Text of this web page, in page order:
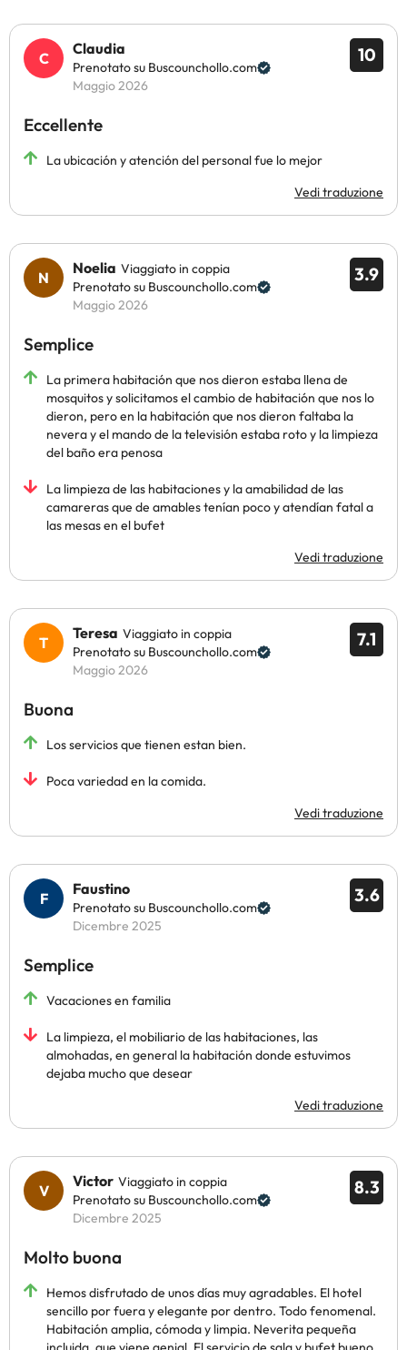
10
Claudia
Prenotato su Buscounchollo.com
Maggio 2026
Eccellente
La ubicación y atención del personal fue lo mejor
Vedi traduzione
3.9
Noelia Viaggiato in coppia
Prenotato su Buscounchollo.com
Maggio 2026
Semplice
La primera habitación que nos dieron estaba llena de
mosquitos y solicitamos el cambio de habitación que nos lo
dieron, pero en la habitación que nos dieron faltaba la
nevera y el mando de la televisión estaba roto y la limpieza
del baño era penosa
La limpieza de las habitaciones y la amabilidad de las
camareras que de amables tenían poco y atendían fatal a
las mesas en el bufet
Vedi traduzione
7.1
Teresa Viaggiato in coppia
Prenotato su Buscounchollo.com
Maggio 2026
Buona
Los servicios que tienen estan bien.
Poca variedad en la comida.
Vedi traduzione
3.6
Faustino
Prenotato su Buscounchollo.com
Dicembre 2025
Semplice
Vacaciones en familia
La limpieza, el mobiliario de las habitaciones, las
almohadas, en general la habitación donde estuvimos
dejaba mucho que desear
Vedi traduzione
8.3
Victor Viaggiato in coppia
Prenotato su Buscounchollo.com
Dicembre 2025
Molto buona
Hemos disfrutado de unos días muy agradables. El hotel
sencillo por fuera y elegante por dentro. Todo fenomenal.
Habitación amplia, cómoda y limpia. Neverita pequeña